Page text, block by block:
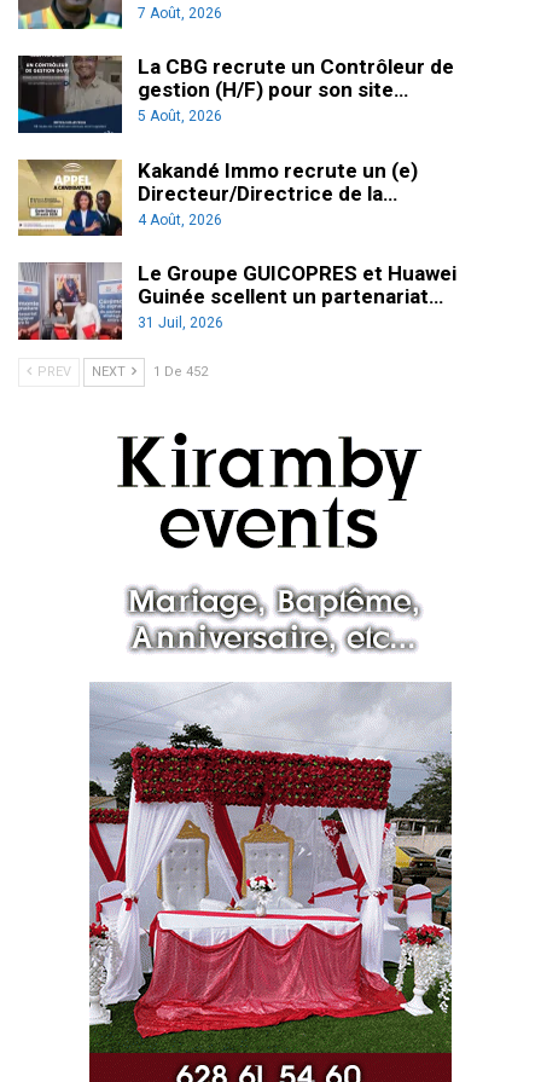
7 Août, 2026
La CBG recrute un Contrôleur de
gestion (H/F) pour son site…
5 Août, 2026
Kakandé Immo recrute un (e)
Directeur/Directrice de la…
4 Août, 2026
Le Groupe GUICOPRES et Huawei
Guinée scellent un partenariat…
31 Juil, 2026
PREV NEXT 1 De 452